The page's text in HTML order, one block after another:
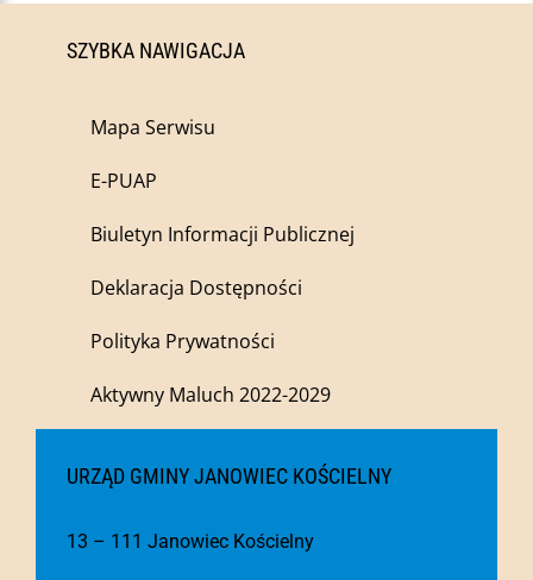
SZYBKA NAWIGACJA
Mapa Serwisu
E-PUAP
Biuletyn Informacji Publicznej
Deklaracja Dostępności
Polityka Prywatności
Aktywny Maluch 2022-2029
URZĄD GMINY JANOWIEC KOŚCIELNY
13 – 111 Janowiec Kościelny